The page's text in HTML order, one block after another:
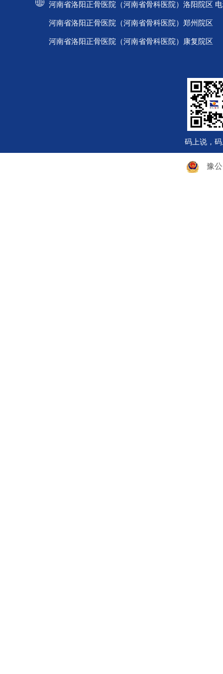
河南省洛阳正骨医院（河南省骨科医院）洛阳院区
河南省洛阳正骨医院（河南省骨科医院）郑州院区
河南省洛阳正骨医院（河南省骨科医院）康复院区
码上说，
豫公